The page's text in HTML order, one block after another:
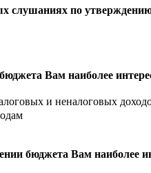
слушаниях по
Вам наиболее
и неналоговых
бюджета Вам наиболее